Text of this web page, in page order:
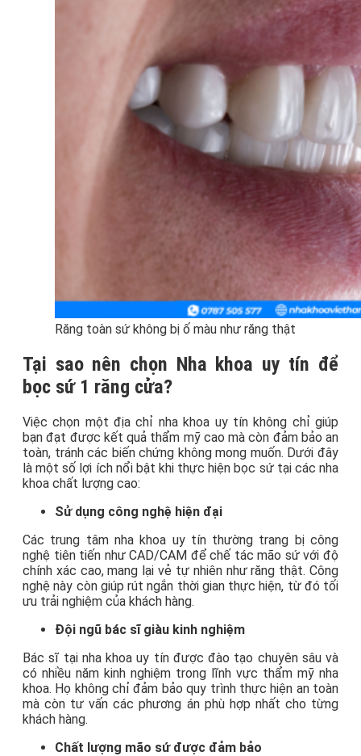
Răng toàn sứ không bị ố màu như răng thật
Tại sao nên chọn Nha khoa uy tín để
bọc sứ 1 răng cửa?
Việc chọn một địa chỉ nha khoa uy tín không chỉ giúp
bạn đạt được kết quả thẩm mỹ cao mà còn đảm bảo an
toàn, tránh các biến chứng không mong muốn. Dưới đây
là một số lợi ích nổi bật khi thực hiện bọc sứ tại các nha
khoa chất lượng cao:
Sử dụng công nghệ hiện đại
Các trung tâm nha khoa uy tín thường trang bị công
nghệ tiên tiến như CAD/CAM để chế tác mão sứ với độ
chính xác cao, mang lại vẻ tự nhiên như răng thật. Công
nghệ này còn giúp rút ngắn thời gian thực hiện, từ đó tối
ưu trải nghiệm của khách hàng.
Đội ngũ bác sĩ giàu kinh nghiệm
Bác sĩ tại nha khoa uy tín được đào tạo chuyên sâu và
có nhiều năm kinh nghiệm trong lĩnh vực thẩm mỹ nha
khoa. Họ không chỉ đảm bảo quy trình thực hiện an toàn
mà còn tư vấn các phương án phù hợp nhất cho từng
khách hàng.
Chất lượng mão sứ được đảm bảo